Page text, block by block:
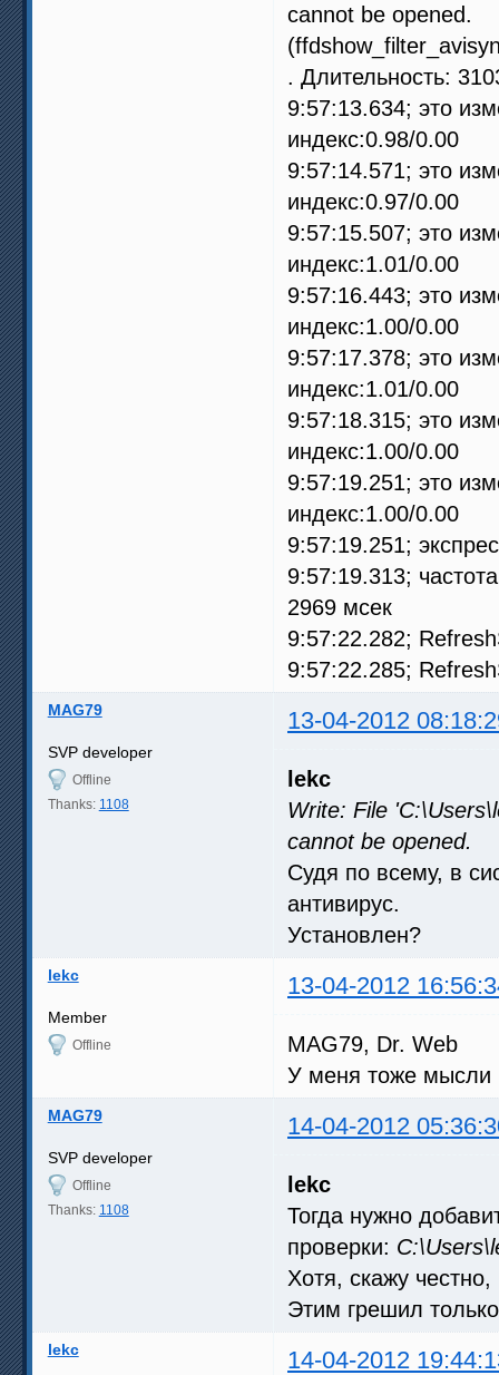
cannot be opened.
. Длительность:
9:57:13.634; это
индекс:0.98/0.00
9:57:14.571; это
индекс:0.97/0.00
9:57:15.507; это
индекс:1.01/0.00
9:57:16.443; это
индекс:1.00/0.00
9:57:17.378; это
индекс:1.01/0.00
9:57:18.315; это
индекс:1.00/0.00
9:57:19.251; это
индекс:1.00/0.00
9:57:19.251;
9:57:19.313;
2969 мсек
9:57:22.282;
9:57:22.285;
MAG79 13-04-2012
SVP developer
Offline
Thanks: 1108
lekc
Write: File
cannot be opened.
Судя по всему, в
антивирус.
Установлен?
lekc 13-04-2012
Member
Offline
MAG79, Dr. Web
У меня тоже мысли
MAG79 14-04-2012
SVP developer
Offline
Thanks: 1108
lekc
Тогда нужно
проверки:
Хотя, скажу
Этим грешил
lekc 14-04-2012